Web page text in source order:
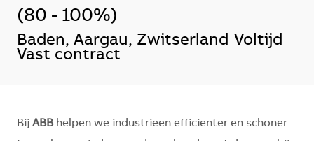
(80 - 100%)
*Je kunt je voorkeurslocatie(s)
Baden, Aargau, Zwitserland Voltijd
Vast contract
Bij ABB helpen we industrieën efficiënter en schoner